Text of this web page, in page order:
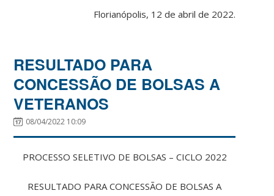
Florianópolis, 12 de abril de 2022.
RESULTADO PARA
CONCESSÃO DE BOLSAS A
VETERANOS
08/04/2022 10:09
PROCESSO SELETIVO DE BOLSAS – CICLO 2022
RESULTADO PARA CONCESSÃO DE BOLSAS A